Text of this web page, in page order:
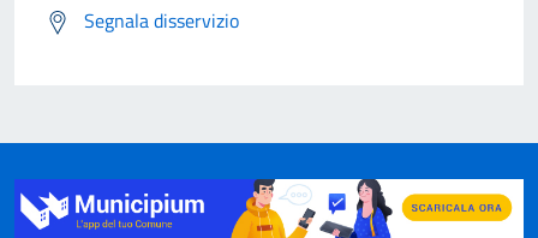
Segnala disservizio